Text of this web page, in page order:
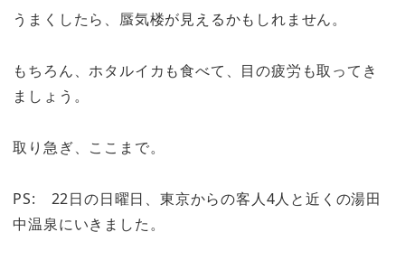
うまくしたら、蜃気楼が見えるかもしれません。
もちろん、ホタルイカも食べて、目の疲労も取ってき
ましょう。
取り急ぎ、ここまで。
PS: 22日の日曜日、東京からの客人4人と近くの湯田
中温泉にいきました。